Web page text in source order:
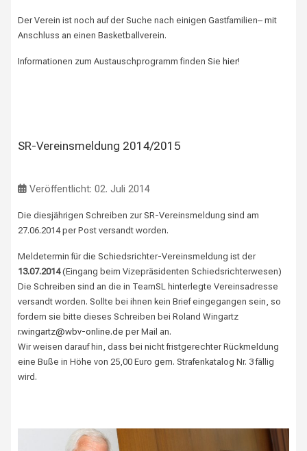
Der Verein ist noch auf der Suche nach einigen Gastfamilien– mit
Anschluss an einen Basketballverein.
Informationen zum Austauschprogramm finden Sie hier!
SR-Vereinsmeldung 2014/2015
Veröffentlicht: 02. Juli 2014
Die diesjährigen Schreiben zur SR-Vereinsmeldung sind am
27.06.2014 per Post versandt worden.
Meldetermin für die Schiedsrichter-Vereinsmeldung ist der
13.07.2014(Eingang beim Vizepräsidenten Schiedsrichterwesen)
Die Schreiben sind an die in TeamSL hinterlegte Vereinsadresse
versandt worden. Sollte bei ihnen kein Brief eingegangen sein, so
fordern sie bitte dieses Schreiben bei Roland Wingartz
r.wingartz@wbv-online.de per Mail an.
Wir weisen darauf hin, dass bei nicht fristgerechter Rückmeldung
eine Buße in Höhe von 25,00 Euro gem. Strafenkatalog Nr. 3 fällig
wird.